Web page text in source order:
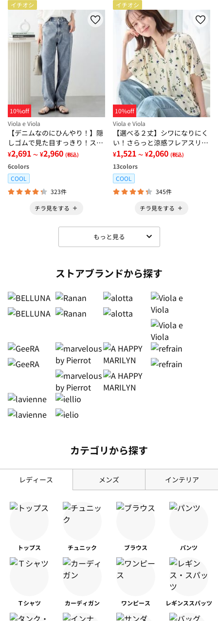
イチオシ
10%off
Viola e Viola
【デニムなのにひんやり！】隠
しゴムで見た目すっきり！スト
レッチ楽ちんデニム
¥2,691 ～ ¥2,960 (税込)
6colors
COOL
323件
チラ見をする
イチオシ
10%off
Viola e Viola
【選べる２丈】シワになりにく
い！さらっと涼感フレアスリー
ブブラウス
¥1,521 ～ ¥2,060 (税込)
13colors
COOL
345件
チラ見をする
もっと見る
ストアブランドから探す
カテゴリから探す
レディース メンズ インテリア
トップス チュニック ブラウス パンツ
Ｔシャツ カーディガン ワンピース レギンススパッツ